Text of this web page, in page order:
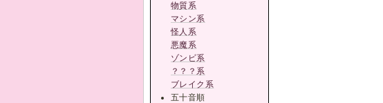
物質系
マシン系
怪人系
悪魔系
ゾンビ系
？？？系
ブレイク系
五十音順